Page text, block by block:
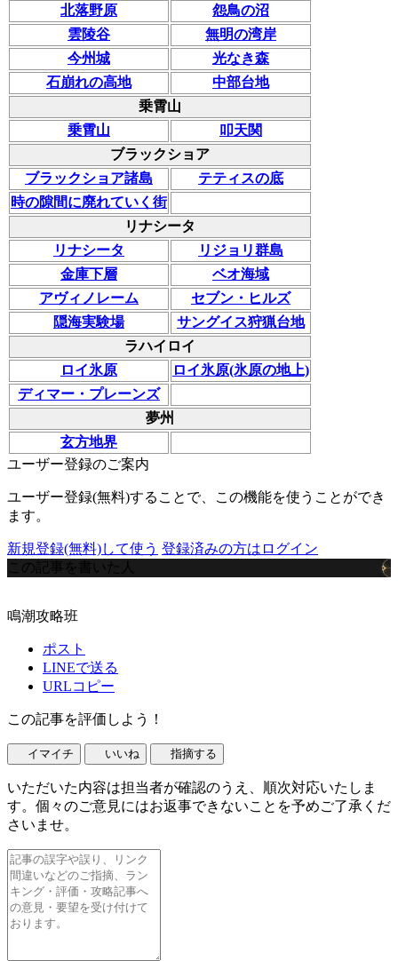
北落野原
怨鳥の沼
雲陵谷
無明の湾岸
今州城
光なき森
石崩れの高地
中部台地
乗霄山
乗霄山
叩天関
ブラックショア
ブラックショア諸島
テティスの底
時の隙間に廃れていく街
リナシータ
リナシータ
リジョリ群島
金庫下層
ベオ海域
アヴィノレーム
セブン・ヒルズ
隠海実験場
サングイス狩猟台地
ラハイロイ
ロイ氷原
ロイ氷原(氷原の地上)
ディマー・プレーンズ
夢州
玄方地界
ユーザー登録のご案内
ユーザー登録(無料)することで、この機能を使うことができ
ます。
新規登録(無料)して使う 登録済みの方はログイン
この記事を書いた人
鳴潮攻略班
ポスト
LINEで送る
URLコピー
この記事を評価しよう！
イマイチ いいね 指摘する
いただいた内容は担当者が確認のうえ、順次対応いたしま
す。個々のご意見にはお返事できないことを予めご了承くだ
さいませ。